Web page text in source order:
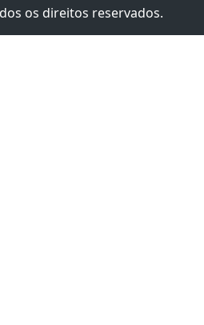
os direitos reservados.